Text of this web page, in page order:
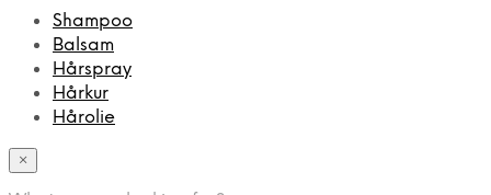
Shampoo
Balsam
Hårspray
Hårkur
Hårolie
×